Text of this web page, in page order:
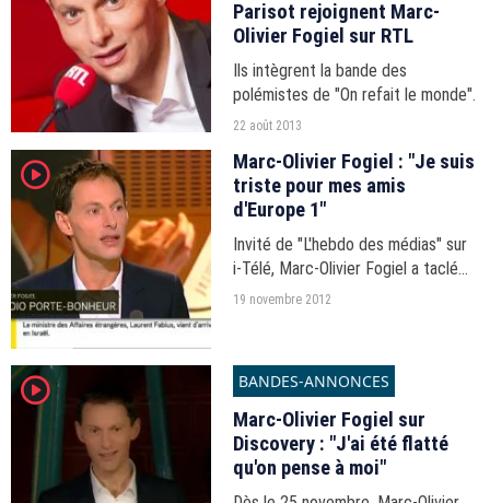
Parisot rejoignent Marc-
Olivier Fogiel sur RTL
Ils intègrent la bande des
polémistes de "On refait le monde".
22 août 2013
player2
Marc-Olivier Fogiel : "Je suis
triste pour mes amis
d'Europe 1"
Invité de "L'hebdo des médias" sur
i-Télé, Marc-Olivier Fogiel a taclé
son ancienne maison, Europe 1.
19 novembre 2012
player2 BANDES-ANNONCES
Marc-Olivier Fogiel sur
Discovery : "J'ai été flatté
qu'on pense à moi"